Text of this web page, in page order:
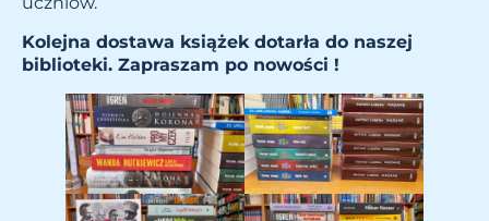
Kolejna dostawa książek dotarła do naszej
biblioteki. Zapraszam po nowości !